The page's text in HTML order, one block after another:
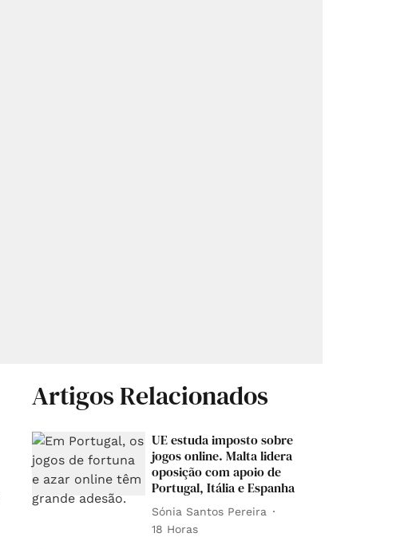
Artigos Relacionados
UE estuda imposto sobre
jogos online. Malta lidera
oposição com apoio de
Portugal, Itália e Espanha
Sónia Santos Pereira
18 Horas